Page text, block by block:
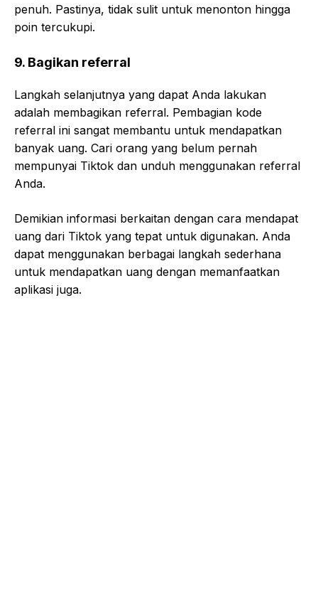
penuh. Pastinya, tidak sulit untuk menonton hingga
poin tercukupi.
9. Bagikan referral
Langkah selanjutnya yang dapat Anda lakukan
adalah membagikan referral. Pembagian kode
referral ini sangat membantu untuk mendapatkan
banyak uang. Cari orang yang belum pernah
mempunyai Tiktok dan unduh menggunakan referral
Anda.
Demikian informasi berkaitan dengan cara mendapat
uang dari Tiktok yang tepat untuk digunakan. Anda
dapat menggunakan berbagai langkah sederhana
untuk mendapatkan uang dengan memanfaatkan
aplikasi juga.